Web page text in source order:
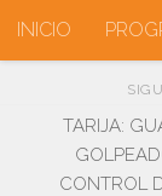
Saltar al
INICIO
TARIJA:
CONTROL